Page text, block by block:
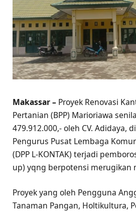
Makassar – Proyek Renovasi
Pertanian (BPP) Marioriawa
479.912.000,- oleh CV. Adidaya,
Pengurus Pusat Lembaga
(DPP L-KONTAK) terjadi
up) yqng berpotensi merugikan
Proyek yang oleh Pengguna
Tanaman Pangan, Holtikultura,